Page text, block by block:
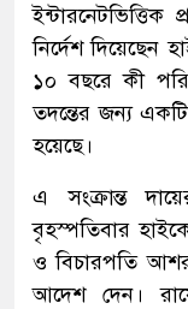
নির্দেশ দিয়েছেন
১০ বছরে কী
তদন্তের জন্য
হয়েছে।
এ সংক্রান্ত
বৃহস্পতিবার
ও বিচারপতি
আদেশ দেন।